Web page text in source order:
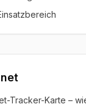
Tracker-Karte –